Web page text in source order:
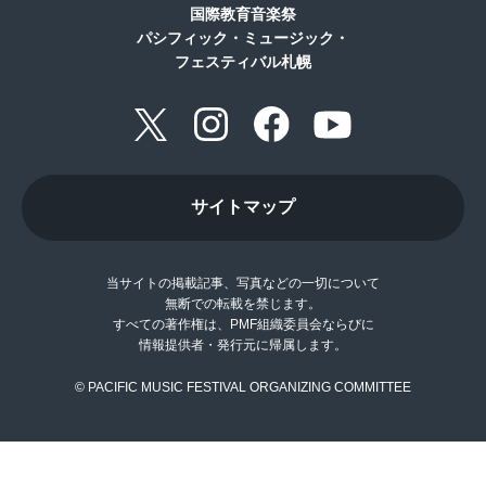
国際教育音楽祭
パシフィック・ミュージック・
フェスティバル札幌
サイトマップ
当サイトの掲載記事、写真などの一切について
無断での転載を禁じます。
すべての著作権は、PMF組織委員会ならびに
情報提供者・発行元に帰属します。
© PACIFIC MUSIC FESTIVAL ORGANIZING COMMITTEE